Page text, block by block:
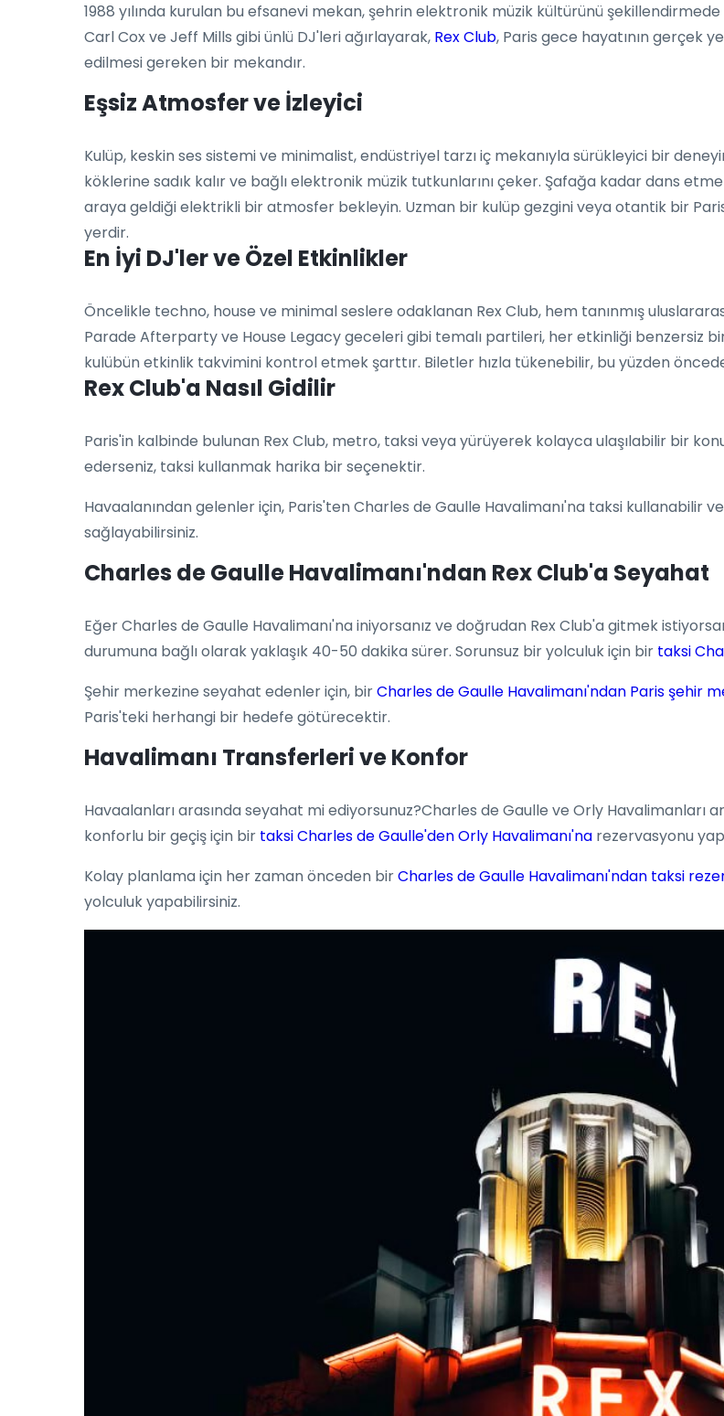
1988 yılında kurulan bu efsanevi mekan, şehrin elektronik müzik kültürünü
Carl Cox ve Jeff Mills gibi ünlü DJ'leri ağırlayarak, Rex Club, Paris gece hayatının gerçek
edilmesi gereken bir mekandır.
Eşsiz Atmosfer ve İzleyici
Kulüp, keskin ses sistemi ve minimalist, endüstriyel tarzı iç mekanıyla sürükleyici bir
köklerine sadık kalır ve bağlı elektronik müzik tutkunlarını çeker. Şafağa kadar dans
araya geldiği elektrikli bir atmosfer bekleyin. Uzman bir kulüp gezgini veya otantik bir
yerdir.
En İyi DJ'ler ve Özel Etkinlikler
Öncelikle techno, house ve minimal seslere odaklanan Rex Club, hem tanınmış
Parade Afterparty ve House Legacy geceleri gibi temalı partileri, her etkinliği benzersiz
kulübün etkinlik takvimini kontrol etmek şarttır. Biletler hızla tükenebilir, bu yüzden
Rex Club'a Nasıl Gidilir
Paris'in kalbinde bulunan Rex Club, metro, taksi veya yürüyerek kolayca ulaşılabilir bir
ederseniz, taksi kullanmak harika bir seçenektir.
Havaalanından gelenler için, Paris'ten Charles de Gaulle Havalimanı'na taksi kullanabilir
sağlayabilirsiniz.
Charles de Gaulle Havalimanı'ndan Rex Club'a Seyahat
Eğer Charles de Gaulle Havalimanı'na iniyorsanız ve doğrudan Rex Club'a gitmek
durumuna bağlı olarak yaklaşık 40-50 dakika sürer. Sorunsuz bir yolculuk için bir taksi
Şehir merkezine seyahat edenler için, birCharles de Gaulle Havalimanı'ndan Paris şehir
Paris'teki herhangi bir hedefe götürecektir.
Havalimanı Transferleri ve Konfor
Havaalanları arasında seyahat mi ediyorsunuz?Charles de Gaulle ve Orly Havalimanları
konforlu bir geçiş için bir taksi Charles de Gaulle'den Orly Havalimanı'na rezervasyonu
Kolay planlama için her zaman önceden birCharles de Gaulle Havalimanı'ndan taksi
yolculuk yapabilirsiniz.